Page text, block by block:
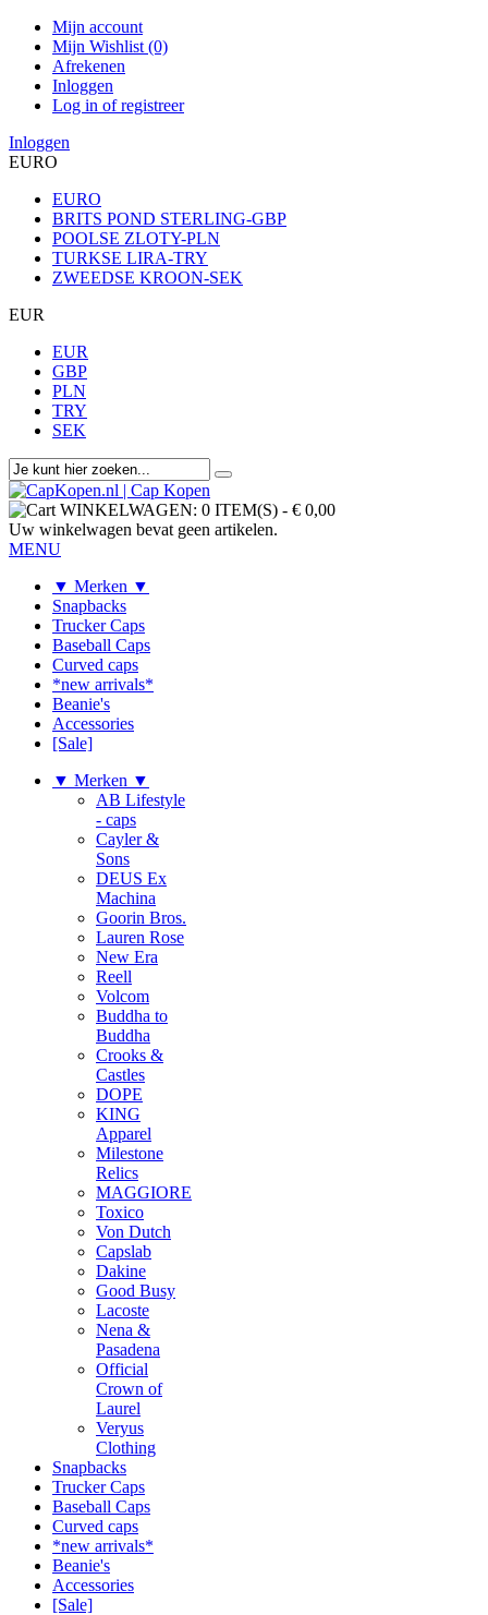
Mijn account
Mijn Wishlist (0)
Afrekenen
Inloggen
Log in of registreer
Inloggen
EURO
EURO
BRITS POND STERLING-GBP
POOLSE ZLOTY-PLN
TURKSE LIRA-TRY
ZWEEDSE KROON-SEK
EUR
EUR
GBP
PLN
TRY
SEK
WINKELWAGEN: 0 ITEM(S) - € 0,00
Uw winkelwagen bevat geen artikelen.
MENU
▼ Merken ▼
Snapbacks
Trucker Caps
Baseball Caps
Curved caps
*new arrivals*
Beanie's
Accessories
[Sale]
▼ Merken ▼
AB Lifestyle
- caps
Cayler &
Sons
DEUS Ex
Machina
Goorin Bros.
Lauren Rose
New Era
Reell
Volcom
Buddha to
Buddha
Crooks &
Castles
DOPE
KING
Apparel
Milestone
Relics
MAGGIORE
Toxico
Von Dutch
Capslab
Dakine
Good Busy
Lacoste
Nena &
Pasadena
Official
Crown of
Laurel
Veryus
Clothing
Snapbacks
Trucker Caps
Baseball Caps
Curved caps
*new arrivals*
Beanie's
Accessories
[Sale]